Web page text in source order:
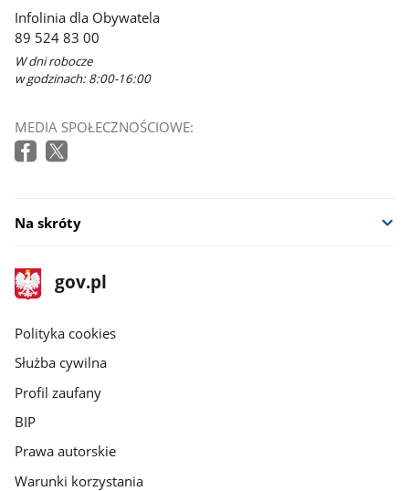
Infolinia dla Obywatela
89 524 83 00
W dni robocze
w godzinach: 8:00-16:00
MEDIA SPOŁECZNOŚCIOWE:
Na skróty
stopka
gov.pl
Strona
gov.pl
gov.pl
Polityka cookies
Służba cywilna
Profil zaufany
BIP
Prawa autorskie
Warunki korzystania